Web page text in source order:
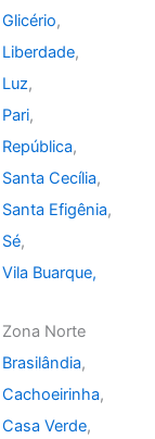
Glicério,
Liberdade,
Luz,
Pari,
República,
Santa Cecília,
Santa Efigênia,
Sé,
Vila Buarque,
Norte
Brasilândia,
Cachoeirinha,
Casa Verde,